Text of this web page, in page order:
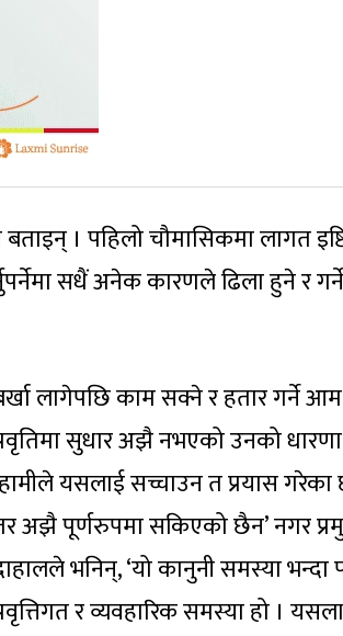
। पहिलो चौमासिकमा लागत
सधैं अनेक कारणले ढिला हुने र गर्ने
लागेपछि काम सक्ने र हतार गर्ने आम
सुधार अझै नभएको उनको
यसलाई सच्चाउन त प्रयास गरेका
अझै पूर्णरुपमा सकिएको छैन’ नगर
भनिन्, ‘यो कानुनी समस्या भन्दा
र व्यवहारिक समस्या हो ।